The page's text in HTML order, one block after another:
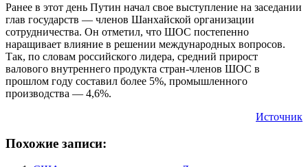
Ранее в этот день Путин начал свое выступление на заседании
глав государств — членов Шанхайской организации
сотрудничества. Он отметил, что ШОС постепенно
наращивает влияние в решении международных вопросов.
Так, по словам российского лидера, средний прирост
валового внутреннего продукта стран-членов ШОС в
прошлом году составил более 5%, промышленного
производства — 4,6%.
Источник
Похожие записи: